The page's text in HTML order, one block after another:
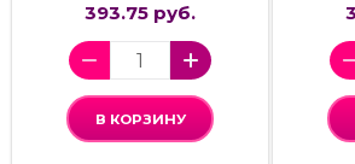
393.75 руб.
В КОРЗИНУ